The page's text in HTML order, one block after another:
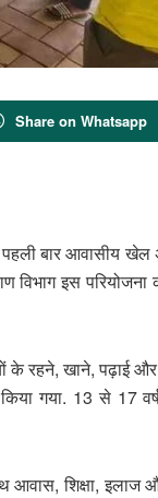
Share on Whatsapp
बार आवासीय खेल
इस परियोजना
के रहने, खाने, पढ़ाई
किया गया. 13 से 17
शिक्षा, इलाज